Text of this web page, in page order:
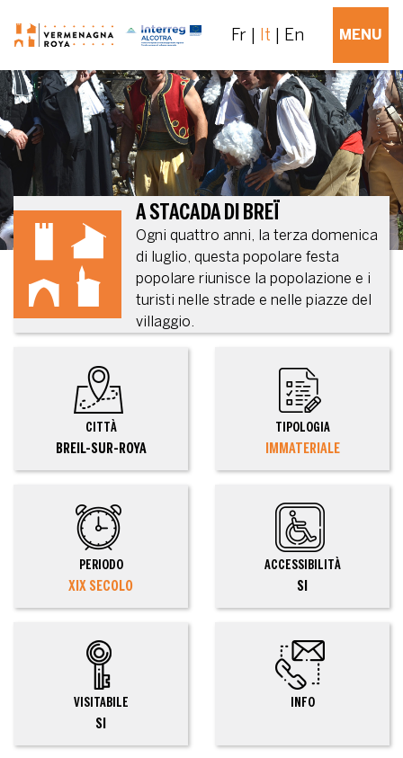
Fr It En MENU
A STACADA DI BREÏ
Ogni quattro anni, la terza domenica
di luglio, questa popolare festa
popolare riunisce la popolazione e i
turisti nelle strade e nelle piazze del
villaggio.
CITTÀ
BREIL-SUR-ROYA
TIPOLOGIA
IMMATERIALE
PERIODO
XIX SECOLO
ACCESSIBILITÀ
SI
VISITABILE
SI
INFO